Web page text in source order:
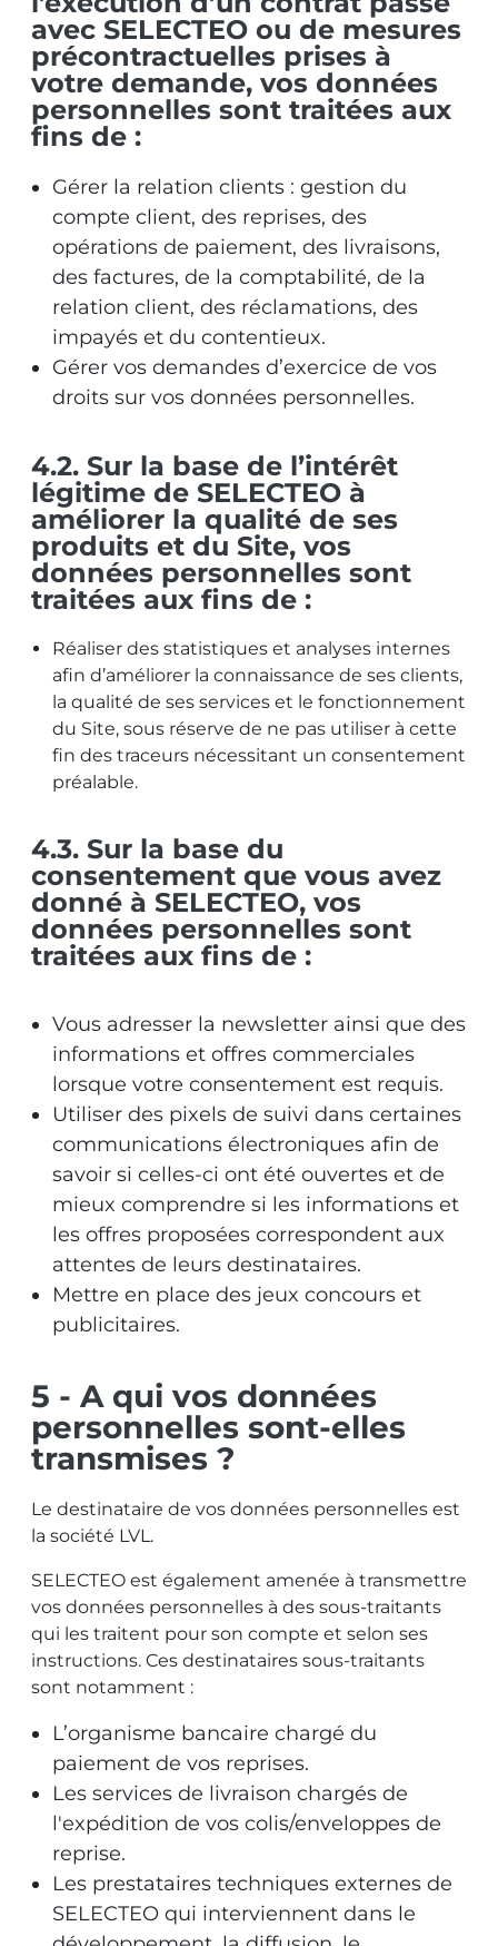
avec SELECTEO ou de mesures
précontractuelles prises à
votre demande, vos données
personnelles sont traitées aux
fins de :
Gérer la relation clients : gestion du
compte client, des reprises, des
opérations de paiement, des livraisons,
des factures, de la comptabilité, de la
relation client, des réclamations, des
impayés et du contentieux.
Gérer vos demandes d’exercice de vos
droits sur vos données personnelles.
4.2. Sur la base de l’intérêt
légitime de SELECTEO à
améliorer la qualité de ses
produits et du Site, vos
données personnelles sont
traitées aux fins de :
Réaliser des statistiques et analyses internes
afin d’améliorer la connaissance de ses clients,
la qualité de ses services et le fonctionnement
du Site, sous réserve de ne pas utiliser à cette
fin des traceurs nécessitant un consentement
préalable.
4.3. Sur la base du
consentement que vous avez
donné à SELECTEO, vos
données personnelles sont
traitées aux fins de :
Vous adresser la newsletter ainsi que des
informations et offres commerciales
lorsque votre consentement est requis.
Utiliser des pixels de suivi dans certaines
communications électroniques afin de
savoir si celles-ci ont été ouvertes et de
mieux comprendre si les informations et
les offres proposées correspondent aux
attentes de leurs destinataires.
Mettre en place des jeux concours et
publicitaires.
5 - A qui vos données
personnelles sont-elles
transmises ?
Le destinataire de vos données personnelles est
la société LVL.
SELECTEO est également amenée à transmettre
vos données personnelles à des sous-traitants
qui les traitent pour son compte et selon ses
instructions. Ces destinataires sous-traitants
sont notamment :
L’organisme bancaire chargé du
paiement de vos reprises.
Les services de livraison chargés de
l'expédition de vos colis/enveloppes de
reprise.
Les prestataires techniques externes de
SELECTEO qui interviennent dans le